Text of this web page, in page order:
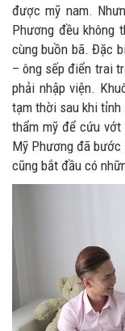
được mỹ nam.
Phương đều không
cùng buồn bã. Đặc
– ông sếp điển trai
phải nhập viện.
tạm thời sau khi
thẩm mỹ để cứu
Mỹ Phương đã
cũng bắt đầu có